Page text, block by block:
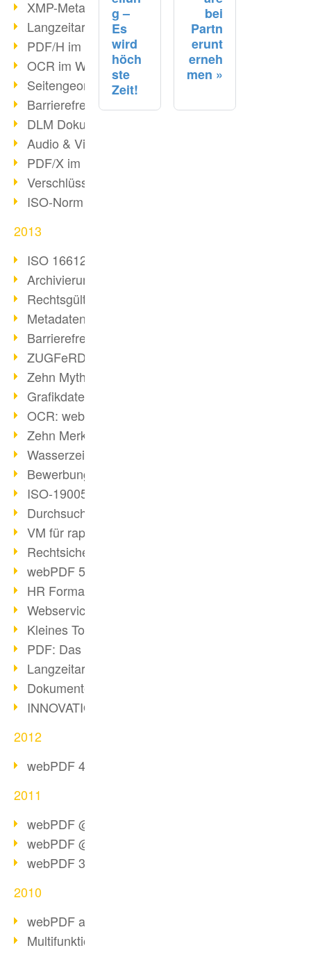
XMP-Metadaten
Langzeitarchivierung mit PDF/A
PDF/H im Gesundheitswesen
OCR im Wandel
Seitengeometrie in PDFs
Barrierefreiheit & PDF/UA
DLM Dokumentenzyklus
Audio & Video in PDF
PDF/X im Druckprozess
Verschlüsselung von PDF
ISO-Norm 24517
2013
ISO 16612-2: PDF/VT
Archivierung von E-Mails
Rechtsgültige Archivierung (PDF/A)
Metadaten in PDF-Dateien
Barrierefreiheit mit PDF/UA
ZUGFeRD: E-Rechnung erklärt
Zehn Mythen über PDF/A
Grafikdateien mit webPDF erstellen
OCR: webPDF wandelt Grafiken
Zehn Merksätze des BITKOM
Wasserzeichen im PDF
Bewerbung als PDF gestalten
ISO-19005 kompakt
Durchsuchbare PDF erstellen
VM für rapid deployment
Rechtsicherheit - Digitale Signatur
webPDF 5 Feedback umgesetzt
HR Formatvereinheitlichung
Webservices für Software-Entwickler
Kleines Tool, große Wirkung
PDF: Das Format für alle Fälle
Langzeitarchivierung mit PDF/A
Dokumente im Browser konvertieren
INNOVATIONSPREIS-IT 2013
2012
webPDF 4.0 steht zur Verfügung!
2011
webPDF @ DMS EXPO Resümee
webPDF @ DMS Expo 2011
webPDF 3.0 steht bereit!
2010
webPDF als 64bit-Edition
Multifunktionswerkzeug webPDF 2.0
g –
Es
wird
höch
ste
Zeit!
bei
Partn
erunt
erneh
men